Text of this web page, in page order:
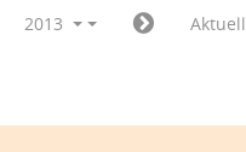
2013 Aktuell